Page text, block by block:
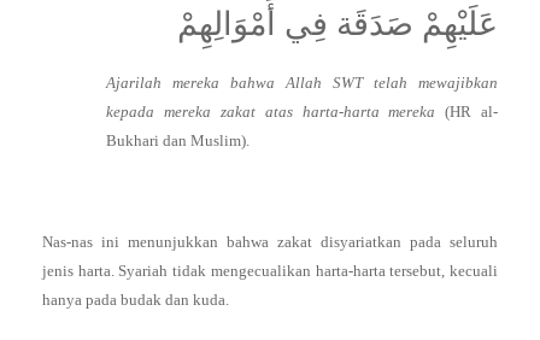
عَلَيْهِمْ صَدَقَة فِي أَمْوَالِهِمْ
Ajarilah mereka bahwa Allah SWT telah mewajibkan
kepada mereka zakat atas harta-harta mereka(HR al-
Bukhari dan Muslim).
Nas-nas ini menunjukkan bahwa zakat disyariatkan pada seluruh
jenis harta. Syariah tidak mengecualikan harta-harta tersebut, kecuali
hanya pada budak dan kuda.